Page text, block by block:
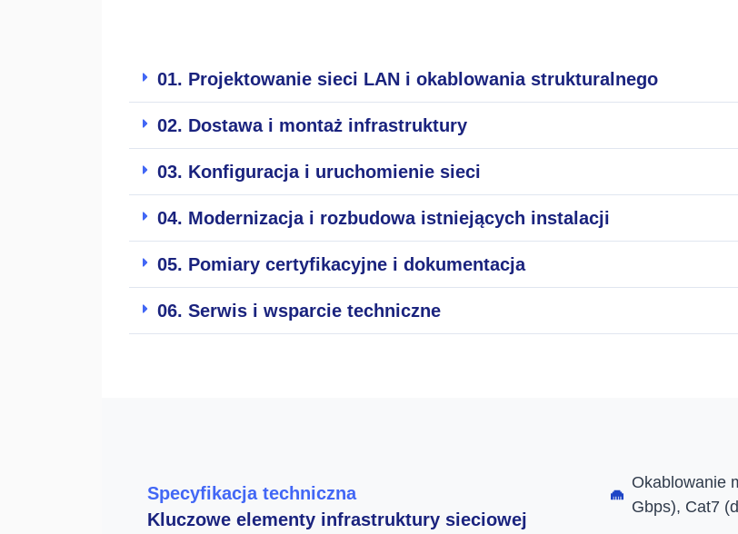
01. Projektowanie sieci LAN i okablowania strukturalnego
02. Dostawa i montaż infrastruktury
03. Konfiguracja i uruchomienie sieci
04. Modernizacja i rozbudowa istniejących instalacji
05. Pomiary certyfikacyjne i dokumentacja
06. Serwis i wsparcie techniczne
Specyfikacja techniczna
Kluczowe elementy infrastruktury sieciowej
Okablowanie
Gbps), Cat7